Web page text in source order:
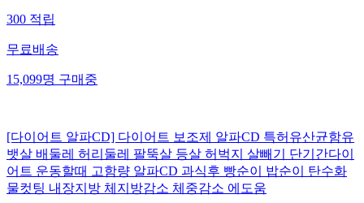
300적립
무료배송
15,099명구매중
[다이어트 알파CD] 다이어트 보조제 알파CD 특허유산균함유
뱃살 배둘레 허리둘레 팔뚝살 등살 허벅지 살빼기 단기간다이
어트 운동할때 고함량 알파CD 과식후 빵순이 밥순이 탄수화
물컷팅 내장지방 체지방감소 체중감소 에도움